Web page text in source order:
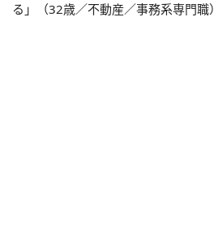
る」（32歳／不動産／事務系専門職）